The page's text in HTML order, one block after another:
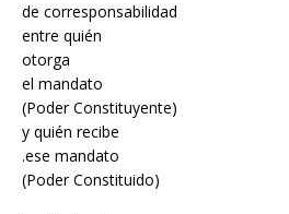
de corresponsabilidad
entre quién
otorga
el mandato
(Poder Constituyente)
y quién recibe
.ese mandato
(Poder Constituido)